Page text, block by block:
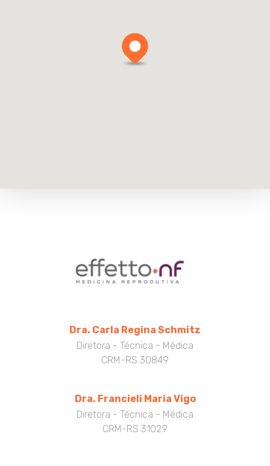
Dra. Carla Regina Schmitz
Diretora - Técnica - Médica
CRM-RS 30849
Dra. Francieli Maria Vigo
Diretora - Técnica - Médica
CRM-RS 31029